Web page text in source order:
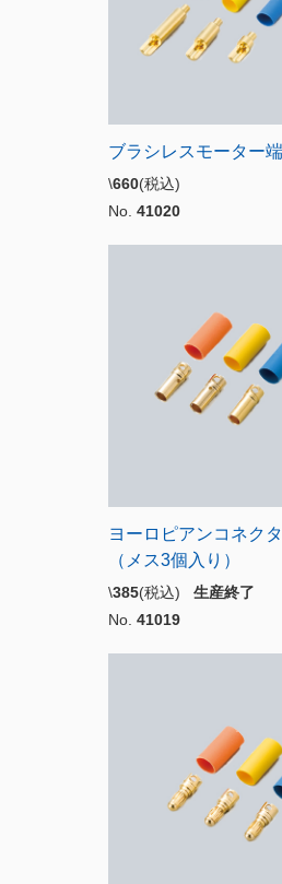
ブラシレスモーター
\660(税込)
No. 41020
ヨーロピアンコネク
（メス3個入り）
\385(税込) 生産終了
No. 41019